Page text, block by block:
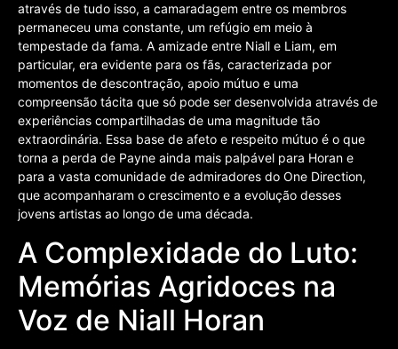
através de tudo isso, a camaradagem entre os membros
permaneceu uma constante, um refúgio em meio à
tempestade da fama. A amizade entre Niall e Liam, em
particular, era evidente para os fãs, caracterizada por
momentos de descontração, apoio mútuo e uma
compreensão tácita que só pode ser desenvolvida através de
experiências compartilhadas de uma magnitude tão
extraordinária. Essa base de afeto e respeito mútuo é o que
torna a perda de Payne ainda mais palpável para Horan e
para a vasta comunidade de admiradores do One Direction,
que acompanharam o crescimento e a evolução desses
jovens artistas ao longo de uma década.
A Complexidade do Luto:
Memórias Agridoces na
Voz de Niall Horan